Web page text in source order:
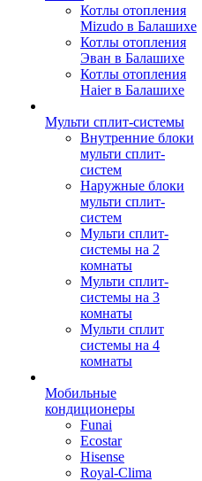
Котлы отопления
Mizudo в Балашихе
Котлы отопления
Эван в Балашихе
Котлы отопления
Haier в Балашихе
Мульти сплит-системы
Внутренние блоки
мульти сплит-
систем
Наружные блоки
мульти сплит-
систем
Мульти сплит-
системы на 2
комнаты
Мульти сплит-
системы на 3
комнаты
Мульти сплит
системы на 4
комнаты
Мобильные
кондиционеры
Funai
Ecostar
Hisense
Royal-Clima